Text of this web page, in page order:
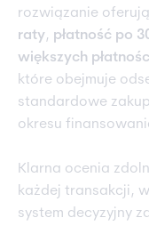
rozwiązanie
raty, płatność po
większych
które obejmuje
standardowe
okresu
Klarna ocenia
każdej transakcji,
system decyzyjny